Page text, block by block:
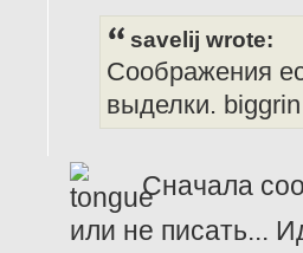
savelij wrote:
Соображения
выделки. biggrin
Сначала
или не писать...